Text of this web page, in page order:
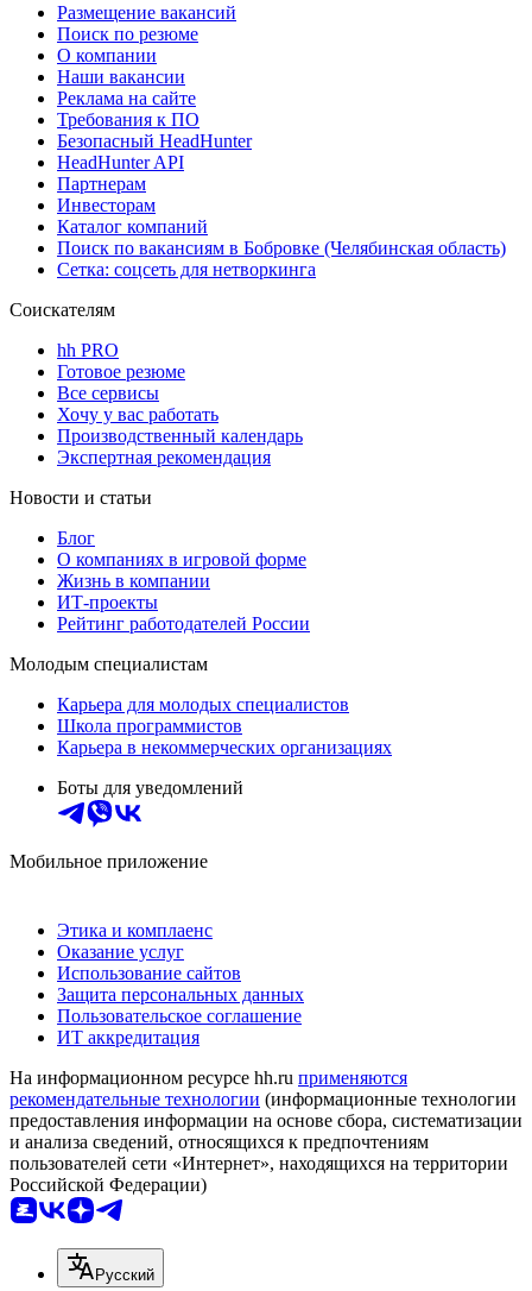
Размещение вакансий
Поиск по резюме
О компании
Наши вакансии
Реклама на сайте
Требования к ПО
Безопасный HeadHunter
HeadHunter API
Партнерам
Инвесторам
Каталог компаний
Поиск по вакансиям в Бобровке (Челябинская область)
Сетка: соцсеть для нетворкинга
Соискателям
hh PRO
Готовое резюме
Все сервисы
Хочу у вас работать
Производственный календарь
Экспертная рекомендация
Новости и статьи
Блог
О компаниях в игровой форме
Жизнь в компании
ИТ-проекты
Рейтинг работодателей России
Молодым специалистам
Карьера для молодых специалистов
Школа программистов
Карьера в некоммерческих организациях
Боты для уведомлений
Мобильное приложение
Этика и комплаенс
Оказание услуг
Использование сайтов
Защита персональных данных
Пользовательское соглашение
ИТ аккредитация
На информационном ресурсе hh.ru применяются
рекомендательные технологии (информационные технологии
предоставления информации на основе сбора, систематизации
и анализа сведений, относящихся к предпочтениям
пользователей сети «Интернет», находящихся на территории
Российской Федерации)
Русский